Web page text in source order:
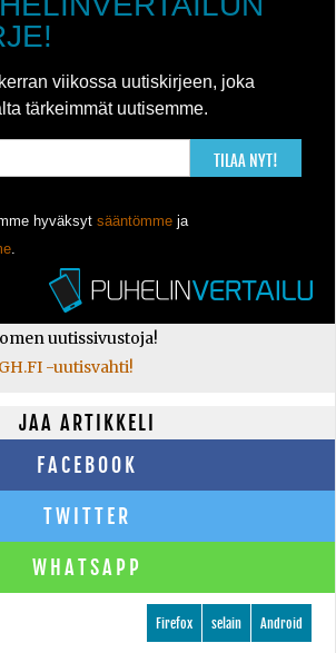
viikossa uutiskirjeen, joka
tärkeimmät uutisemme.
TILAA NYT!
hyväksyt sääntömme ja
.
uutissivustoja!
-uutisvahti!
JAA ARTIKKELI
FACEBOOK
TWITTER
WHATSAPP
Android
selain
Firefox